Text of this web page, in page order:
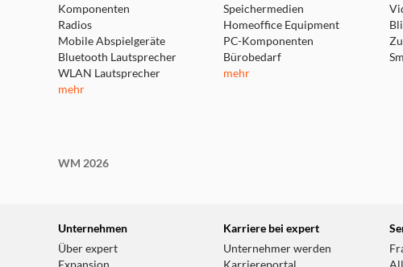
Komponenten
Radios
Mobile Abspielgeräte
Bluetooth Lautsprecher
WLAN Lautsprecher
mehr
Speichermedien
Homeoffice Equipment
PC-Komponenten
Bürobedarf
mehr
WM 2026
Unternehmen
Über expert
Karriere bei expert
Unternehmer werden